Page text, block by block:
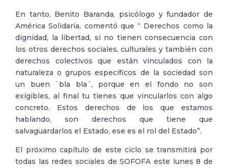
En tanto, Benito Baranda, psicólogo y fundador de
América Solidaria, comentó que “ Derechos como la
dignidad, la libertad, si no tienen consecuencia con
los otros derechos sociales, culturales y también con
derechos colectivos que están vinculados con la
naturaleza o grupos específicos de la sociedad son
un buen `bla bla´, porque en el fondo no son
exigibles, al final tu tienes que vincularlos con algo
concreto. Estos derechos de los que estamos
hablando, son derechos que tiene que
salvaguardarlos el Estado, ese es el rol del Estado”.
El próximo capítulo de este ciclo se transmitirá por
todas las redes sociales de SOFOFA este lunes 8 de